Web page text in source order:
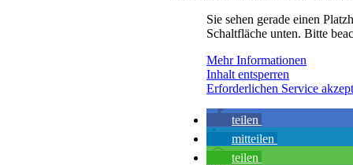
Sie sehen gerade einen
Schaltfläche unten. Bitte
Mehr Informationen
Inhalt entsperren
Erforderlichen Service
teilen
mitteilen
teilen